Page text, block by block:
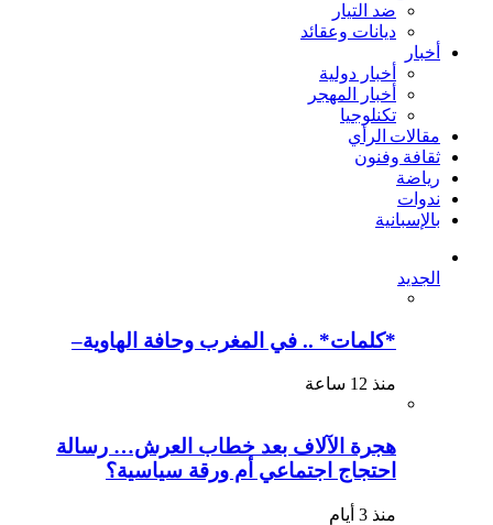
ضد التيار
ديانات وعقائد
أخبار
أخبار دولية
أخبار المهجر
تكنلوجيا
مقالات الرأي
ثقافة وفنون
رياضة
ندوات
بالإسبانية
الجديد
*كلمات* .. في المغرب وحافة الهاوية–
منذ 12 ساعة
هجرة الآلاف بعد خطاب العرش… رسالة
احتجاج اجتماعي أم ورقة سياسية؟
منذ 3 أيام